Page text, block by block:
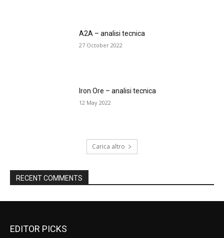
A2A – analisi tecnica
27 October 2022
Iron Ore – analisi tecnica
12 May 2022
Carica altro
RECENT COMMENTS
EDITOR PICKS